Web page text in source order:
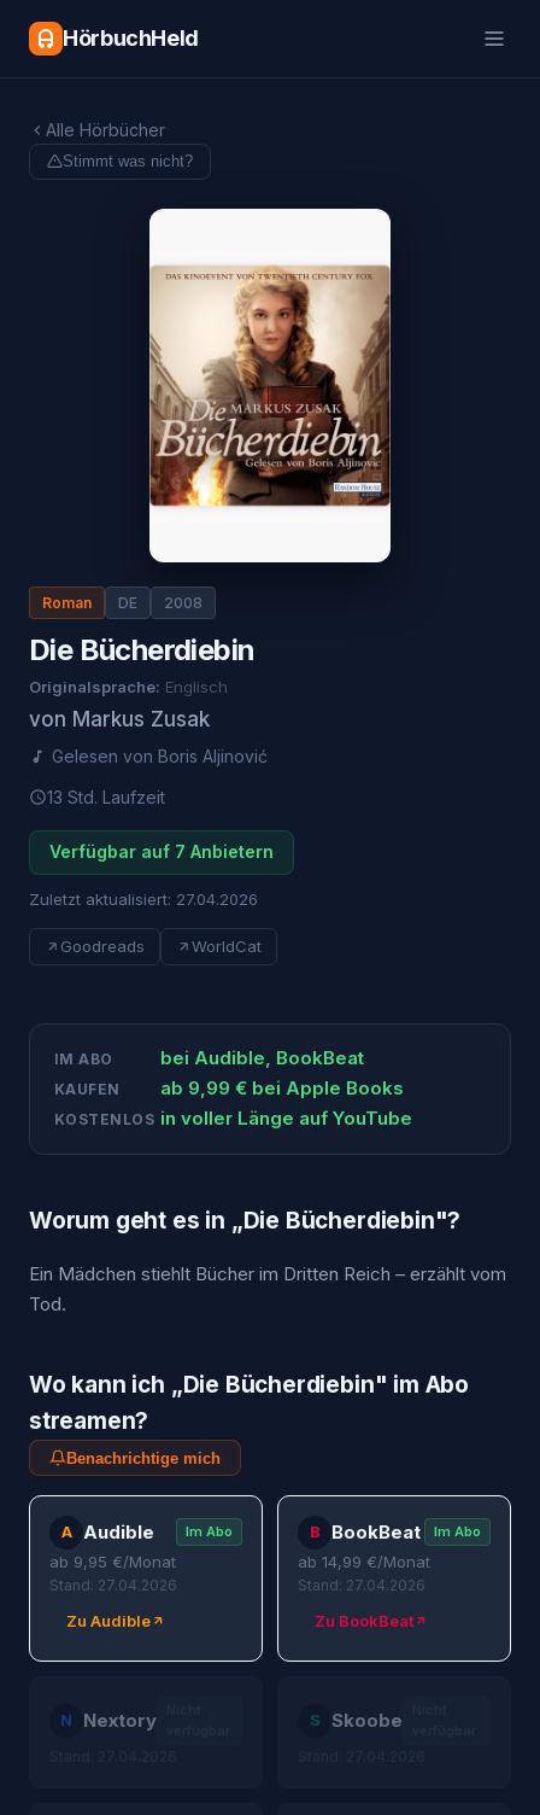
HörbuchHeld
Alle Hörbücher
Stimmt was nicht?
Roman DE 2008
Die Bücherdiebin
Originalsprache: Englisch
von Markus Zusak
Gelesen von Boris Aljinović
13 Std. Laufzeit
Verfügbar auf 7 Anbietern
Zuletzt aktualisiert: 27.04.2026
Goodreads WorldCat
IM ABO bei Audible, BookBeat
KAUFEN ab 9,99 € bei Apple Books
KOSTENLOS in voller Länge auf YouTube
Worum geht es in „Die Bücherdiebin"?
Ein Mädchen stiehlt Bücher im Dritten Reich – erzählt vom
Tod.
Wo kann ich „Die Bücherdiebin" im Abo
streamen?
Benachrichtige mich
A Audible Im Abo
ab 9,95 €/Monat
Stand: 27.04.2026
Zu Audible
B BookBeat Im Abo
ab 14,99 €/Monat
Stand: 27.04.2026
Zu BookBeat
N Nextory S Skoobe